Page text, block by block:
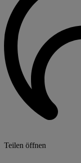
Teilen öffnen